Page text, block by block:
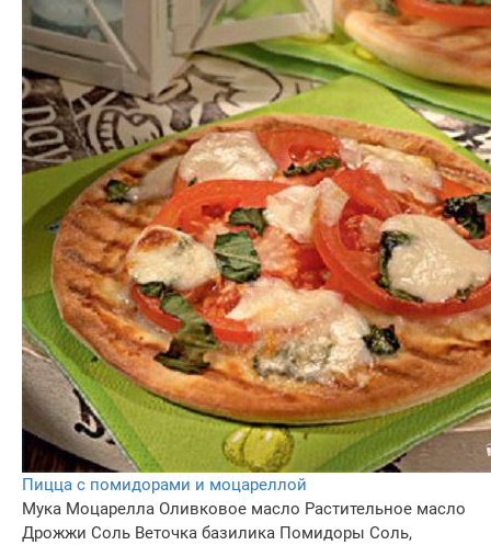
Пицца с помидорами и моцареллой
Мука Моцарелла Оливковое масло Растительное масло
Дрожжи Соль Веточка базилика Помидоры Соль,